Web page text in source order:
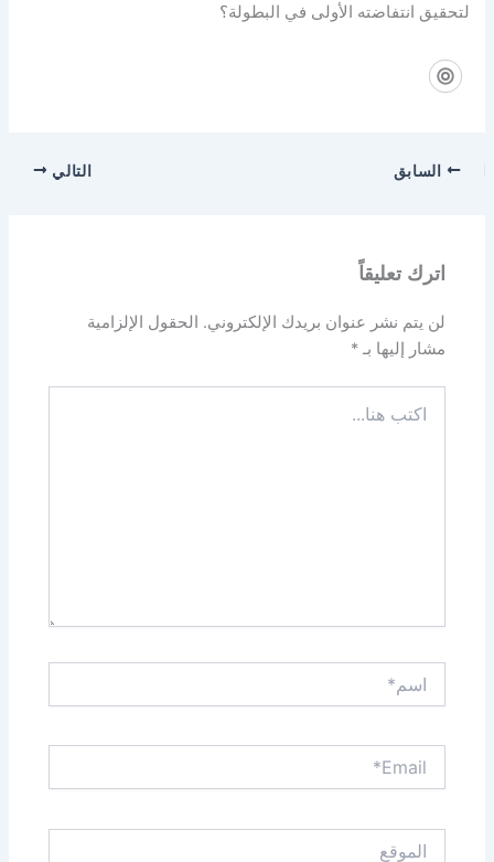
لتحقيق انتفاضته الأولى في البطولة؟
السابق التالي
اترك تعليقاً
لن يتم نشر عنوان بريدك الإلكتروني. الحقول الإلزامية
مشار إليها بـ*
هنا...